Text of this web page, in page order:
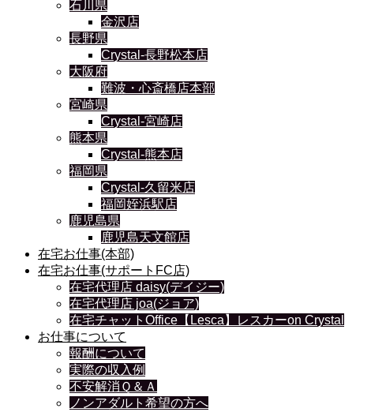
石川県
金沢店
長野県
Crystal-長野松本店
大阪府
難波・心斎橋店本部
宮崎県
Crystal-宮崎店
熊本県
Crystal-熊本店
福岡県
Crystal-久留米店
福岡姪浜駅店
鹿児島県
鹿児島天文館店
在宅お仕事(本部)
在宅お仕事(サポートFC店)
在宅代理店 daisy(デイジー)
在宅代理店 joa(ジョア)
在宅チャットOffice【Lesca】レスカーon Crystal
お仕事について
報酬について
実際の収入例
不安解消Ｑ＆Ａ
ノンアダルト希望の方へ